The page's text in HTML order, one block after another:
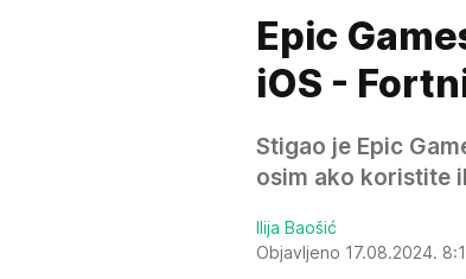
Epic
iOS -
Stigao je Epic
osim ako koristite
Ilija Baošić
Objavljeno 17.08.2024.